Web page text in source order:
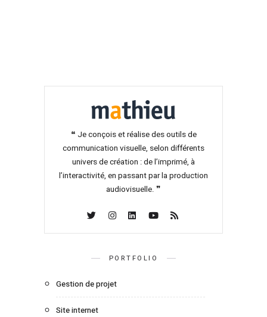
❝ Je conçois et réalise des outils de
communication visuelle, selon différents
univers de création : de l’imprimé, à
l’interactivité, en passant par la production
audiovisuelle. ❞
PORTFOLIO
Gestion de projet
Site internet